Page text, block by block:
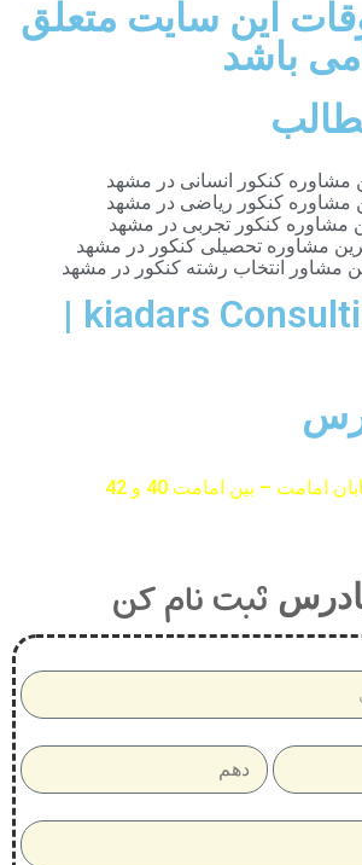
این سایت متعلق
مشاوره کنکور انسانی در مشهد
مشاوره کنکور ریاضی در مشهد
مشاوره کنکور تجربی در مشهد
مشاوره تحصیلی کنکور در مشهد
مشاور انتخاب رشته کنکور در مشهد
kiadars Consulting Center |
امامت – بین امامت 40 و 42
ثبت نام کن